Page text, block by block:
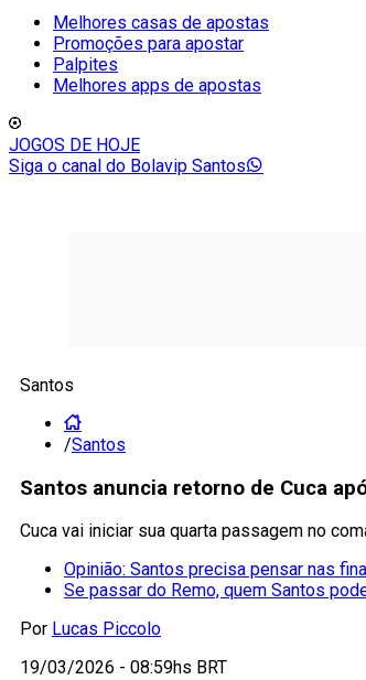
Melhores casas de apostas
Promoções para apostar
Palpites
Melhores apps de apostas
JOGOS DE HOJE
Siga o canal do Bolavip Santos
Santos
/Santos
Santos anuncia retorno de Cuca
Cuca vai iniciar sua quarta passagem no
Opinião: Santos precisa pensar nas
Se passar do Remo, quem Santos
Por Lucas Piccolo
19/03/2026 - 08:59hs BRT